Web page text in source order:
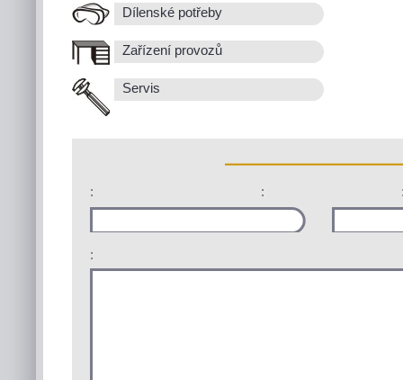
Dílenské potřeby
Zařízení provozů
Servis
: :
: